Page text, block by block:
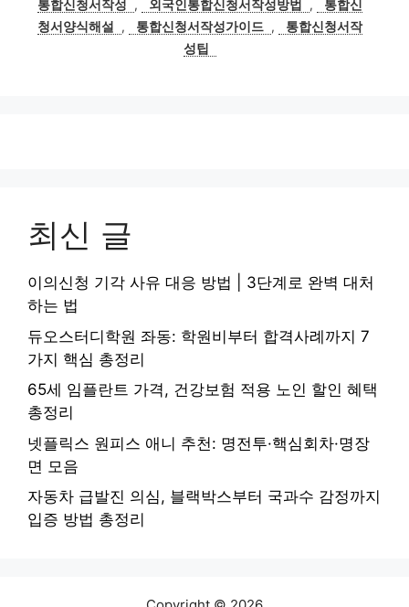
통합신청서작성
, 외국인통합신청서작성방법 ,
통합신
청서양식해설
, 통합신청서작성가이드 ,
통합신청서작
성팁
최신 글
이의신청 기각 사유 대응 방법 | 3단계로 완벽 대처
하는 법
듀오스터디학원 좌동: 학원비부터 합격사례까지 7
가지 핵심 총정리
65세 임플란트 가격, 건강보험 적용 노인 할인 혜택
총정리
넷플릭스 원피스 애니 추천: 명전투·핵심회차·명장
면 모음
자동차 급발진 의심, 블랙박스부터 국과수 감정까지
입증 방법 총정리